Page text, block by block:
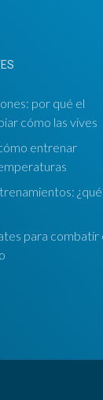
por qué el
cómo las vives
entrenar
para combatir